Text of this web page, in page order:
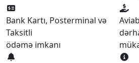
Bank Kartı, Posterminal və
Taksitli
ödəmə imkanı